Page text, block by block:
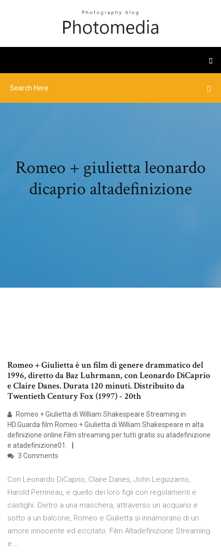
Romeo + giulietta leonardo
dicaprio altadefinizione
Romeo + Giulietta è un film di genere drammatico del
1996, diretto da Baz Luhrmann, con Leonardo DiCaprio
e Claire Danes. Durata 120 minuti. Distribuito da
Twentieth Century Fox (1997) - 20th
Romeo + Giulietta di William Shakespeare Streaming in
HD.Guarda film Romeo + Giulietta di William Shakespeare in alta
definizione online.Film streaming per tutti gratis su atadefinizione
e atadefinizione01.
3 Comments
Con Leonardo DiCaprio, Claire Danes, John Leguizamo,
Harold Perrineau, e quello dei loro figli con regolamenti e
castighi. Dietro a una maschera, attraverso un acquario e
sotto a un balcone, Romeo e Giulietta si innamorano di un
amore innocente ed eccitato. Film Altadefinizione Streaming
e …